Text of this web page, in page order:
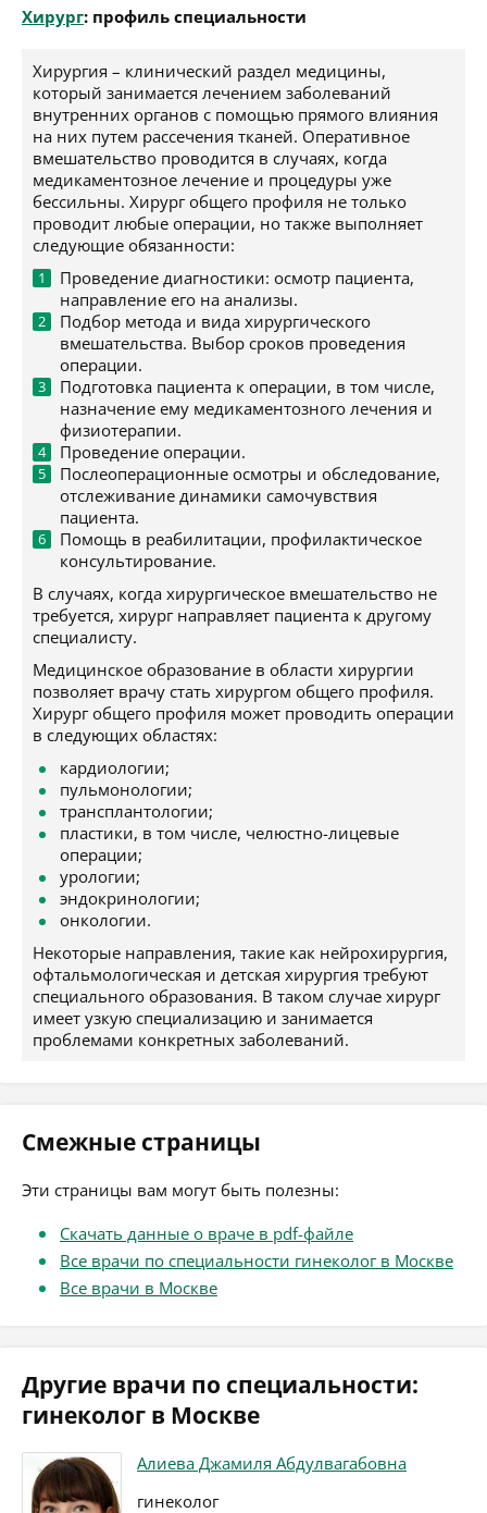
Хирург: профиль специальности
Хирургия – клинический раздел медицины,
который занимается лечением заболеваний
внутренних органов с помощью прямого влияния
на них путем рассечения тканей. Оперативное
вмешательство проводится в случаях, когда
медикаментозное лечение и процедуры уже
бессильны. Хирург общего профиля не только
проводит любые операции, но также выполняет
следующие обязанности:
Проведение диагностики: осмотр пациента,
направление его на анализы.
Подбор метода и вида хирургического
вмешательства. Выбор сроков проведения
операции.
Подготовка пациента к операции, в том числе,
назначение ему медикаментозного лечения и
физиотерапии.
Проведение операции.
Послеоперационные осмотры и обследование,
отслеживание динамики самочувствия
пациента.
Помощь в реабилитации, профилактическое
консультирование.
В случаях, когда хирургическое вмешательство не
требуется, хирург направляет пациента к другому
специалисту.
Медицинское образование в области хирургии
позволяет врачу стать хирургом общего профиля.
Хирург общего профиля может проводить операции
в следующих областях:
кардиологии;
пульмонологии;
трансплантологии;
пластики, в том числе, челюстно-лицевые
операции;
урологии;
эндокринологии;
онкологии.
Некоторые направления, такие как нейрохирургия,
офтальмологическая и детская хирургия требуют
специального образования. В таком случае хирург
имеет узкую специализацию и занимается
проблемами конкретных заболеваний.
Смежные страницы
Эти страницы вам могут быть полезны:
Скачать данные о враче в pdf-файле
Все врачи по специальности гинеколог в Москве
Все врачи в Москве
Другие врачи по специальности:
гинеколог в Москве
Алиева Джамиля Абдулвагабовна
гинеколог